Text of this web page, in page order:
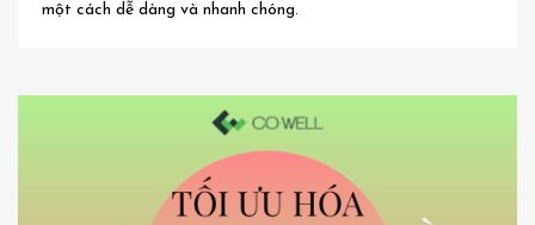
một cách dễ dàng và nhanh chóng.